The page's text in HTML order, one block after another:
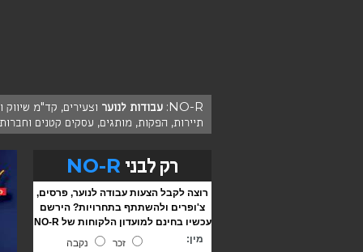
NO-R: עבודות לנוער וצעירים, קד"מ
תיירות, הפקות, מותגים, עסקים קטנים
רק לבני NO-R
רוצה לקבל הצעות עבודה לנוער, פרסים,
צ'ופרים ולהשתתף בתחרויות? הירשם
עכשיו בחינם למועדון הלקוחות של NO-R
מין:
זכר
נקבה